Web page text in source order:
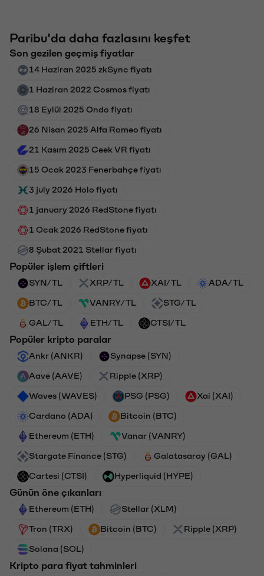
Paribu'da daha fazlasını keşfet
Son gezilen geçmiş fiyatlar
14 Haziran 2025 zkSync fiyatı
1 Haziran 2022 Cosmos fiyatı
18 Eylül 2025 Ondo fiyatı
26 Nisan 2025 Alfa Romeo fiyatı
21 Kasım 2025 Ceek VR fiyatı
15 Ocak 2023 Fenerbahçe fiyatı
3 july 2026 Holo fiyatı
1 january 2026 RedStone fiyatı
1 Ocak 2026 RedStone fiyatı
8 Şubat 2021 Stellar fiyatı
Popüler işlem çiftleri
SYN/TL XRP/TL XAI/TL ADA/TL
BTC/TL VANRY/TL STG/TL
GAL/TL ETH/TL CTSI/TL
Popüler kripto paralar
Ankr (ANKR) Synapse (SYN)
Aave (AAVE) Ripple (XRP)
Waves (WAVES) PSG (PSG) Xai (XAI)
Cardano (ADA) Bitcoin (BTC)
Ethereum (ETH) Vanar (VANRY)
Stargate Finance (STG) Galatasaray (GAL)
Cartesi (CTSI) Hyperliquid (HYPE)
Günün öne çıkanları
Ethereum (ETH) Stellar (XLM)
Tron (TRX) Bitcoin (BTC) Ripple (XRP)
Solana (SOL)
Kripto para fiyat tahminleri